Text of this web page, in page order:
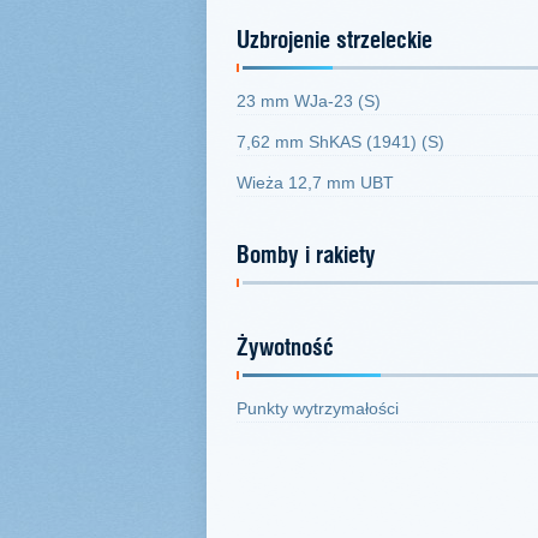
Uzbrojenie strzeleckie
23 mm WJa-23 (S)
7,62 mm ShKAS (1941) (S)
Wieża 12,7 mm UBT
Bomby i rakiety
Żywotność
Punkty wytrzymałości